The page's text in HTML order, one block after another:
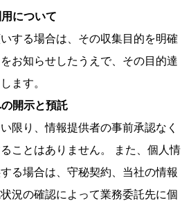
について
する場合は、その収集目的を明確
お知らせしたうえで、その目的達
ます。
開示と預託
限り、情報提供者の事前承認なく
ことはありません。 また、個人情
る場合は、守秘契約、当社の情報
況の確認によって業務委託先に個